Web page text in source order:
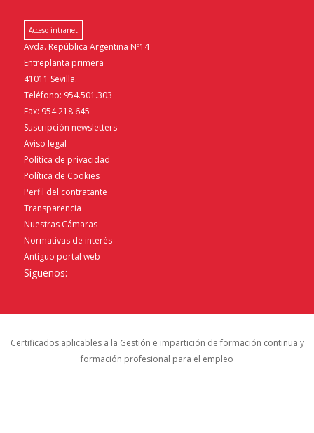
Acceso intranet
Avda. República Argentina Nº14
Entreplanta primera
41011 Sevilla.
Teléfono: 954.501.303
Fax: 954.218.645
Suscripción newsletters
Aviso legal
Política de privacidad
Política de Cookies
Perfil del contratante
Transparencia
Nuestras Cámaras
Normativas de interés
Antiguo portal web
Síguenos:
Certificados aplicables a la Gestión e impartición de formación continua y
formación profesional para el empleo